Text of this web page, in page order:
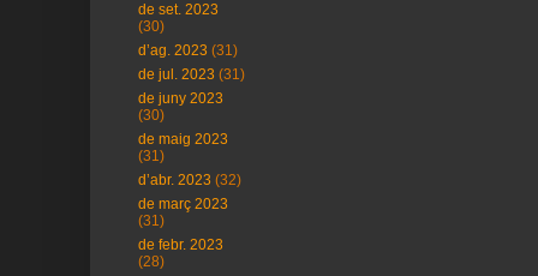
de set. 2023
(30)
d’ag. 2023 (31)
de jul. 2023 (31)
de juny 2023
(30)
de maig 2023
(31)
d’abr. 2023 (32)
de març 2023
(31)
de febr. 2023
(28)